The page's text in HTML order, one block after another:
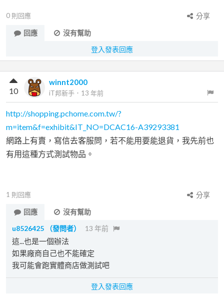
0 則回應
分享
回應
沒有幫助
登入發表回應
winnt2000
iT邦新手 ． 13 年前
10
http://shopping.pchome.com.tw/?
m=item&f=exhibit&IT_NO=DCAC16-A39293381
網路上有賣，寫信去客服問，若不能用要能退貨，我先前也
有用這種方式測試物品。
1 則回應
分享
回應
沒有幫助
u8526425
（發問者） 13 年前
這...也是一個辦法
如果廠商自己也不能確定
我可能會跑實體商店做測試吧
登入發表回應